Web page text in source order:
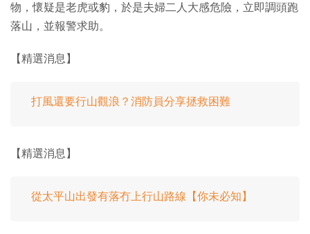
物，懷疑是老虎或豹，於是夫婦二人大感危險，立即調頭跑
落山，並報警求助。
【精選消息】
打風還要行山觀浪？消防員分享拯救困難
【精選消息】
從太平山出發有落冇上行山路線【你未必知】